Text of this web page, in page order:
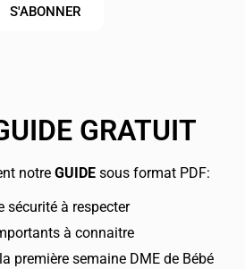
S'ABONNER
GRATUIT
notre GUIDE sous format PDF:
sécurité à respecter
à connaitre
première semaine DME de Bébé